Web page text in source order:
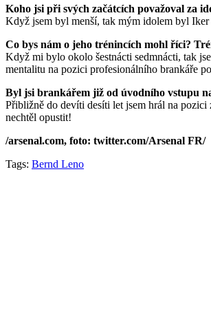
Koho jsi při svých začátcích považoval za
Když jsem byl menší, tak mým idolem byl Iker
Co bys nám o jeho trénincích mohl říci?
Když mi bylo okolo šestnácti sedmnácti, tak
mentalitu na pozici profesionálního brankáře
Byl jsi brankářem již od úvodního vstupu
Přibližně do devíti desíti let jsem hrál na
nechtěl opustit!
/arsenal.com, foto: twitter.com/Arsenal FR/
Tags: Bernd Leno